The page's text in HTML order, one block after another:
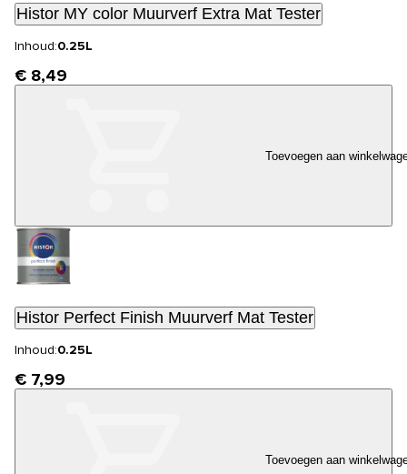
Histor MY color Muurverf Extra Mat Tester
Inhoud:0.25L
€ 8,49
Toevoegen aan
Histor Perfect Finish Muurverf Mat Tester
Inhoud:0.25L
€ 7,99
Toevoegen aan